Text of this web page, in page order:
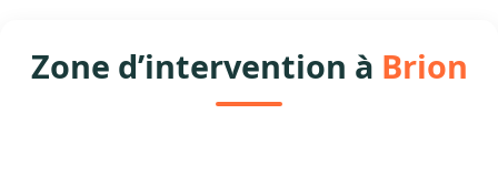
Zone d’intervention à Brion